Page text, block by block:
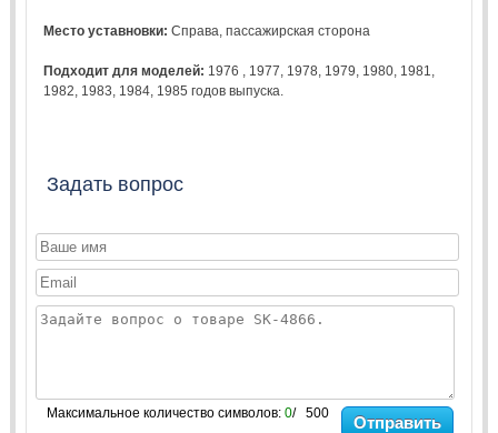
Место уставновки:Справа, пассажирская сторона
Подходит для моделей: 1976 1977 1978 1979 1980 1981
1982 1983 1984 1985 годов выпуска.
Задать вопрос
Максимальное количество символов: 0/ 500 Отправить